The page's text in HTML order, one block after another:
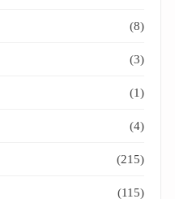
(8)
(3)
(1)
(4)
(215)
(115)